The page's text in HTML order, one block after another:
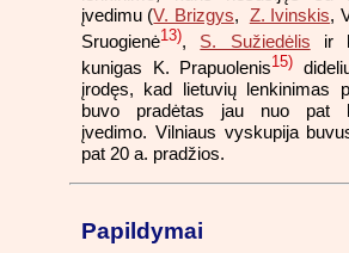
įvedimu (V. Brizgys, Z. Ivinskis,
Sruogienė13), S. Sužiedėlis ir
kunigas K. Prapuolenis15)
įrodęs, kad lietuvių lenkinimas
buvo pradėtas jau nuo pat
įvedimo. Vilniaus vyskupija
pat 20 a. pradžios.
Papildymai